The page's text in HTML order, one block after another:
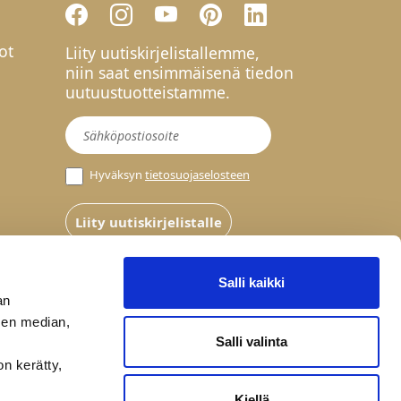
median,
kerätty,
Salli kaikki
Salli valinta
Liity uutiskirjelistallemme,
niin saat ensimmäisenä tiedon
uutuustuotteistamme.
Uutiskirje
Hyväksyn tietosuojaselosteen
Liity uutiskirjelistalle